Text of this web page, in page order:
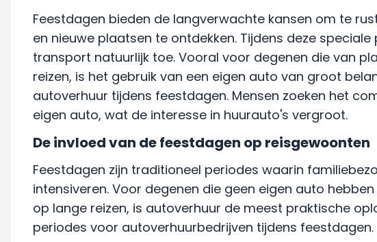
Feestdagen bieden de langverwachte kansen om te
en nieuwe plaatsen te ontdekken. Tijdens deze
transport natuurlijk toe. Vooral voor degenen die van
reizen, is het gebruik van een eigen auto van groot
autoverhuur tijdens feestdagen. Mensen zoeken het
eigen auto, wat de interesse in huurauto's vergroot.
De invloed van de feestdagen op reisgewoonten
Feestdagen zijn traditioneel periodes waarin
intensiveren. Voor degenen die geen eigen auto
op lange reizen, is autoverhuur de meest praktische
periodes voor autoverhuurbedrijven tijdens feestdagen.